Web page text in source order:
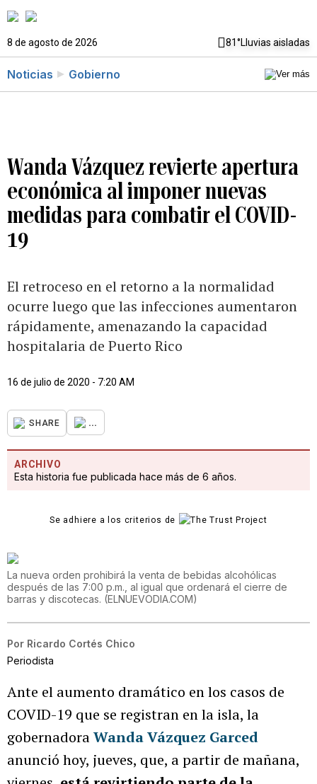
8 de agosto de 2026 81°Lluvias aisladas
Noticias Gobierno
Wanda Vázquez revierte apertura
económica al imponer nuevas
medidas para combatir el COVID-
19
El retroceso en el retorno a la normalidad
ocurre luego que las infecciones aumentaron
rápidamente, amenazando la capacidad
hospitalaria de Puerto Rico
16 de julio de 2020 - 7:20 AM
SHARE ...
ARCHIVO
Esta historia fue publicada hace más de 6 años.
Se adhiere a los criterios de
La nueva orden prohibirá la venta de bebidas alcohólicas
después de las 7:00 p.m., al igual que ordenará el cierre de
barras y discotecas. (ELNUEVODIA.COM)
Por Ricardo Cortés Chico
Periodista
Ante el aumento dramático en los casos de
COVID-19 que se registran en la isla, la
gobernadoraWanda Vázquez Garced
anunció hoy, jueves, que, a partir de mañana,